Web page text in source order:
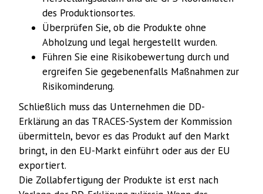
des Produktionsortes.
Überprüfen Sie, ob die Produkte ohne
Abholzung und legal hergestellt wurden.
Führen Sie eine Risikobewertung durch und
ergreifen Sie gegebenenfalls Maßnahmen zur
Risikominderung.
Schließlich muss das Unternehmen die DD-
Erklärung an das TRACES-System der Kommission
übermitteln, bevor es das Produkt auf den Markt
bringt, in den EU-Markt einführt oder aus der EU
exportiert.
Die Zollabfertigung der Produkte ist erst nach